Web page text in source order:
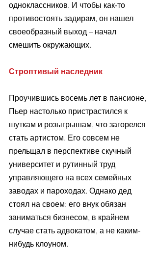
одноклассников. И чтобы как-то
противостоять задирам, он нашел
своеобразный выход – начал
смешить окружающих.
Строптивый наследник
Проучившись восемь лет в пансионе,
Пьер настолько пристрастился к
шуткам и розыгрышам, что загорелся
стать артистом. Его совсем не
прельщал в перспективе скучный
университет и рутинный труд
управляющего на всех семейных
заводах и пароходах. Однако дед
стоял на своем: его внук обязан
заниматься бизнесом, в крайнем
случае стать адвокатом, а не каким-
нибудь клоуном.